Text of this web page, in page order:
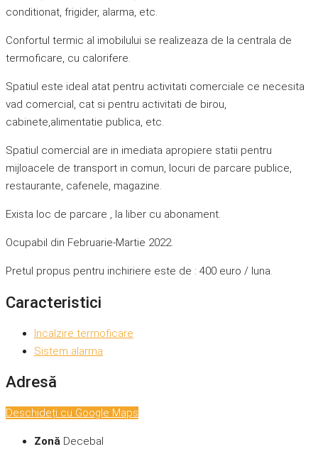
conditionat, frigider, alarma, etc.
Confortul termic al imobilului se realizeaza de la centrala de
termoficare, cu calorifere.
Spatiul este ideal atat pentru activitati comerciale ce necesita
vad comercial, cat si pentru activitati de birou,
cabinete,alimentatie publica, etc.
Spatiul comercial are in imediata apropiere statii pentru
mijloacele de transport in comun, locuri de parcare publice,
restaurante, cafenele, magazine.
Exista loc de parcare , la liber cu abonament.
Ocupabil din Februarie-Martie 2022.
Pretul propus pentru inchiriere este de : 400 euro / luna.
Caracteristici
Incalzire termoficare
Sistem alarma
Adresă
Deschideți cu Google Maps
Zonă Decebal